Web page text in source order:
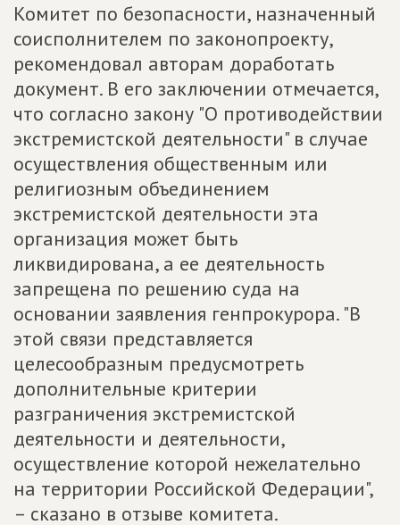
Комитет по безопасности, назначенный
соисполнителем по законопроекту,
рекомендовал авторам доработать
документ. В его заключении отмечается,
что согласно закону "О противодействии
экстремистской деятельности" в случае
осуществления общественным или
религиозным объединением
экстремистской деятельности эта
организация может быть
ликвидирована, а ее деятельность
запрещена по решению суда на
основании заявления генпрокурора. "В
этой связи представляется
целесообразным предусмотреть
дополнительные критерии
разграничения экстремистской
деятельности и деятельности,
осуществление которой нежелательно
на территории Российской Федерации",
– сказано в отзыве комитета.